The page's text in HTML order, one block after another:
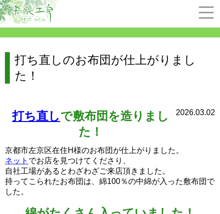
打ち直しのお布団が仕上がりまし
た！
2026.03.02
打ち直しで敷布団を造りまし
た！
京都市左京区在住H様のお布団が仕上がりました。
ネット でお店を見つけてくださり、
自社工場があるとわざわざご来店頂きました。
持ってこられたお布団は、綿100％の中綿が入った敷布団で
した。